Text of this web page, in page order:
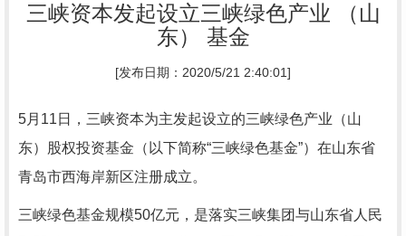
三峡资本发起设立三峡绿色产业 （山
东） 基金
[发布日期：2020/5/21 2:40:01]
5月11日，三峡资本为主发起设立的三峡绿色产业（山
东）股权投资基金（以下简称“三峡绿色基金”）在山东省
青岛市西海岸新区注册成立。
三峡绿色基金规模50亿元，是落实三峡集团与山东省人民